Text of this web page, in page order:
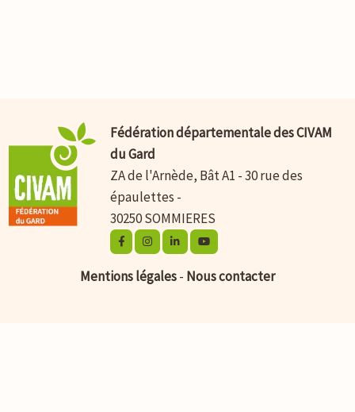
Fédération départementale des CIVAM
du Gard
ZA de l'Arnède, Bât A1 - 30 rue des
épaulettes -
30250 SOMMIERES
Mentions légales- Nous contacter